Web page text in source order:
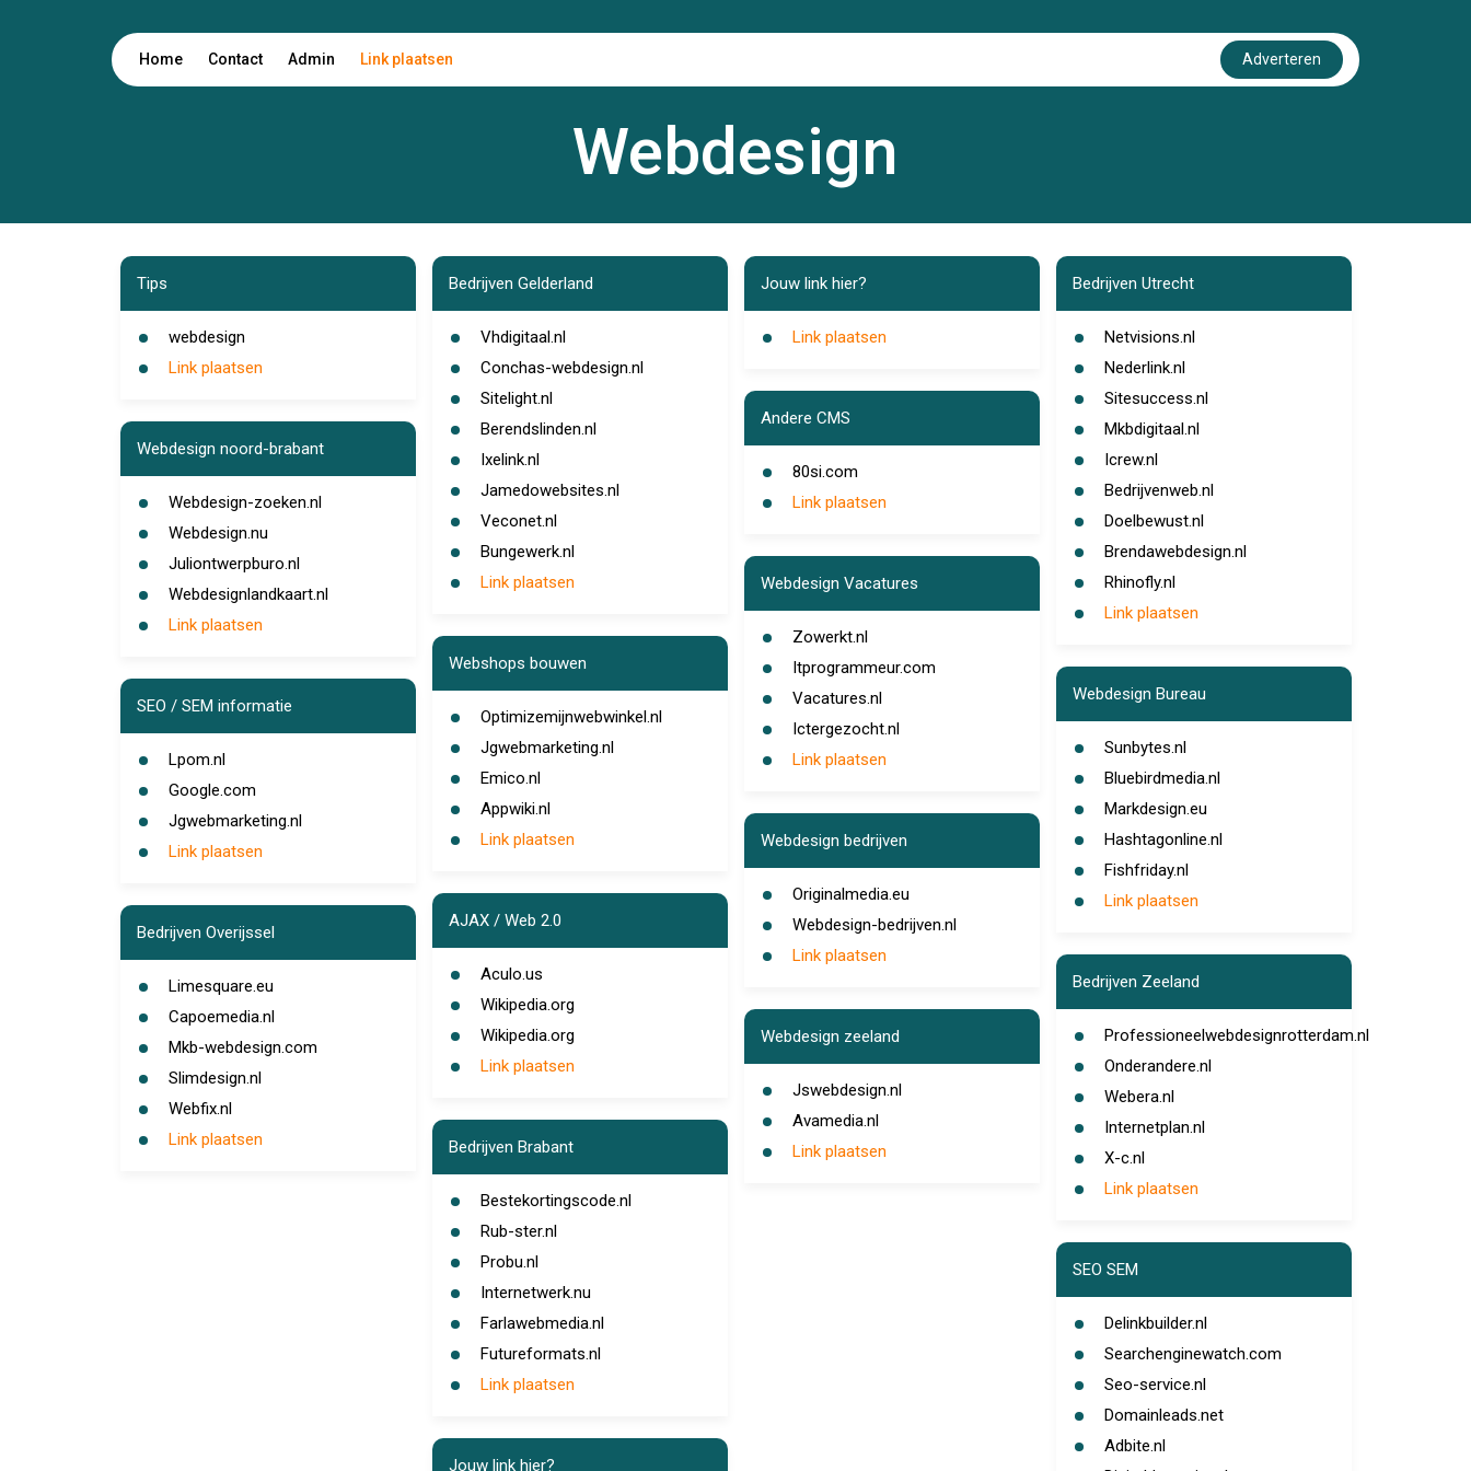
Home Contact Admin Link plaatsen Adverteren
Webdesign
Tips
webdesign
Link plaatsen
Webdesign noord-brabant
Webdesign-zoeken.nl
Webdesign.nu
Juliontwerpburo.nl
Webdesignlandkaart.nl
Link plaatsen
SEO / SEM informatie
Lpom.nl
Google.com
Jgwebmarketing.nl
Link plaatsen
Bedrijven Overijssel
Limesquare.eu
Capoemedia.nl
Mkb-webdesign.com
Slimdesign.nl
Webfix.nl
Link plaatsen
Bedrijven Gelderland
Vhdigitaal.nl
Conchas-webdesign.nl
Sitelight.nl
Berendslinden.nl
Ixelink.nl
Jamedowebsites.nl
Veconet.nl
Bungewerk.nl
Link plaatsen
Webshops bouwen
Optimizemijnwebwinkel.nl
Jgwebmarketing.nl
Emico.nl
Appwiki.nl
Link plaatsen
AJAX / Web 2.0
Aculo.us
Wikipedia.org
Wikipedia.org
Link plaatsen
Bedrijven Brabant
Bestekortingscode.nl
Rub-ster.nl
Probu.nl
Internetwerk.nu
Farlawebmedia.nl
Futureformats.nl
Link plaatsen
Jouw link hier?
Jouw link hier?
Link plaatsen
Andere CMS
80si.com
Link plaatsen
Webdesign Vacatures
Zowerkt.nl
Itprogrammeur.com
Vacatures.nl
Ictergezocht.nl
Link plaatsen
Webdesign bedrijven
Originalmedia.eu
Webdesign-bedrijven.nl
Link plaatsen
Webdesign zeeland
Jswebdesign.nl
Avamedia.nl
Link plaatsen
Bedrijven Utrecht
Netvisions.nl
Nederlink.nl
Sitesuccess.nl
Mkbdigitaal.nl
Icrew.nl
Bedrijvenweb.nl
Doelbewust.nl
Brendawebdesign.nl
Rhinofly.nl
Link plaatsen
Webdesign Bureau
Sunbytes.nl
Bluebirdmedia.nl
Markdesign.eu
Hashtagonline.nl
Fishfriday.nl
Link plaatsen
Bedrijven Zeeland
Professioneelwebdesignrotterdam.nl
Onderandere.nl
Webera.nl
Internetplan.nl
X-c.nl
Link plaatsen
SEO SEM
Delinkbuilder.nl
Searchenginewatch.com
Seo-service.nl
Domainleads.net
Adbite.nl